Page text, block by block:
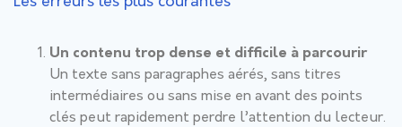
Un contenu trop dense et difficile à parcourir
Un texte sans paragraphes aérés, sans titres
intermédiaires ou sans mise en avant des points
clés peut rapidement perdre l’attention du lecteur.